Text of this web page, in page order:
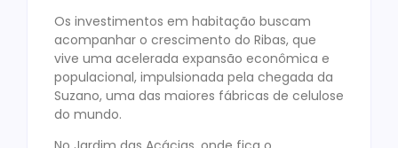
Os investimentos em habitação buscam
acompanhar o crescimento do Ribas, que
vive uma acelerada expansão econômica e
populacional, impulsionada pela chegada da
Suzano, uma das maiores fábricas de celulose
do mundo.